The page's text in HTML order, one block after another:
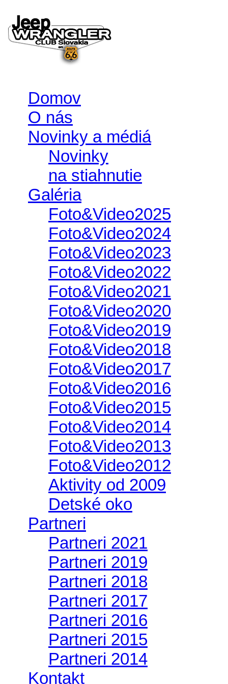
Domov
O nás
Novinky a médiá
Novinky
na stiahnutie
Galéria
Foto&Video2025
Foto&Video2024
Foto&Video2023
Foto&Video2022
Foto&Video2021
Foto&Video2020
Foto&Video2019
Foto&Video2018
Foto&Video2017
Foto&Video2016
Foto&Video2015
Foto&Video2014
Foto&Video2013
Foto&Video2012
Aktivity od 2009
Detské oko
Partneri
Partneri 2021
Partneri 2019
Partneri 2018
Partneri 2017
Partneri 2016
Partneri 2015
Partneri 2014
Kontakt